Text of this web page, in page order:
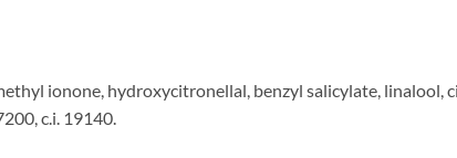
ionone, hydroxycitronellal, benzyl salicylate, linalool,
c.i. 19140.